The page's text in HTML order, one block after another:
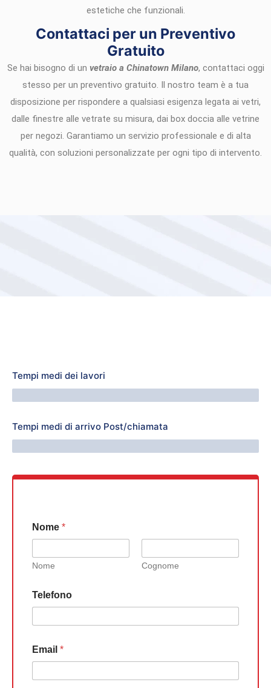
estetiche che funzionali.
Contattaci per un Preventivo
Gratuito
Se hai bisogno di un vetraio a Chinatown Milano, contattaci oggi
stesso per un preventivo gratuito. Il nostro team è a tua
disposizione per rispondere a qualsiasi esigenza legata ai vetri,
dalle finestre alle vetrate su misura, dai box doccia alle vetrine
per negozi. Garantiamo un servizio professionale e di alta
qualità, con soluzioni personalizzate per ogni tipo di intervento.
Tempi medi dei lavori
Tempi medi di arrivo Post/chiamata
Nome *
Nome Cognome
Telefono
Email *